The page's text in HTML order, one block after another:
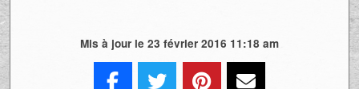
Mis à jour le 23 février 2016 11:18 am